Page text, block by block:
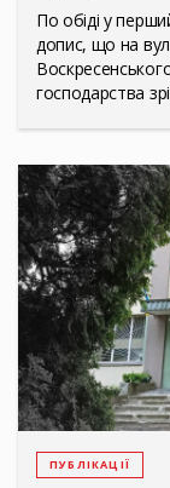
По обіді у
допис, що на
господарства
ПУБЛІКАЦІЇ